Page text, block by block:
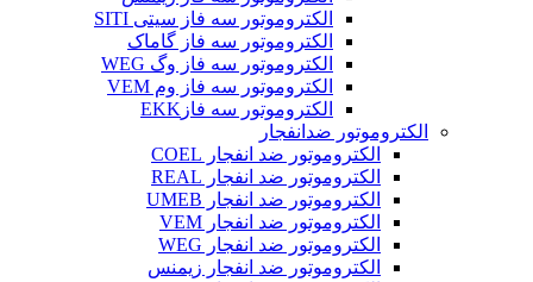
الکتروموتور سه فاز سیتی SITI
الکتروموتور سه فاز گاماک
الکتروموتور سه فاز وگ WEG
الکتروموتور سه فاز وم VEM
الکتروموتور سه فازEKK
الکتروموتور ضدانفجار
الکتروموتور ضد انفجار COEL
الکتروموتور ضد انفجار REAL
الکتروموتور ضد انفجار UMEB
الکتروموتور ضد انفجار VEM
الکتروموتور ضد انفجار WEG
الکتروموتور ضد انفجار زیمنس